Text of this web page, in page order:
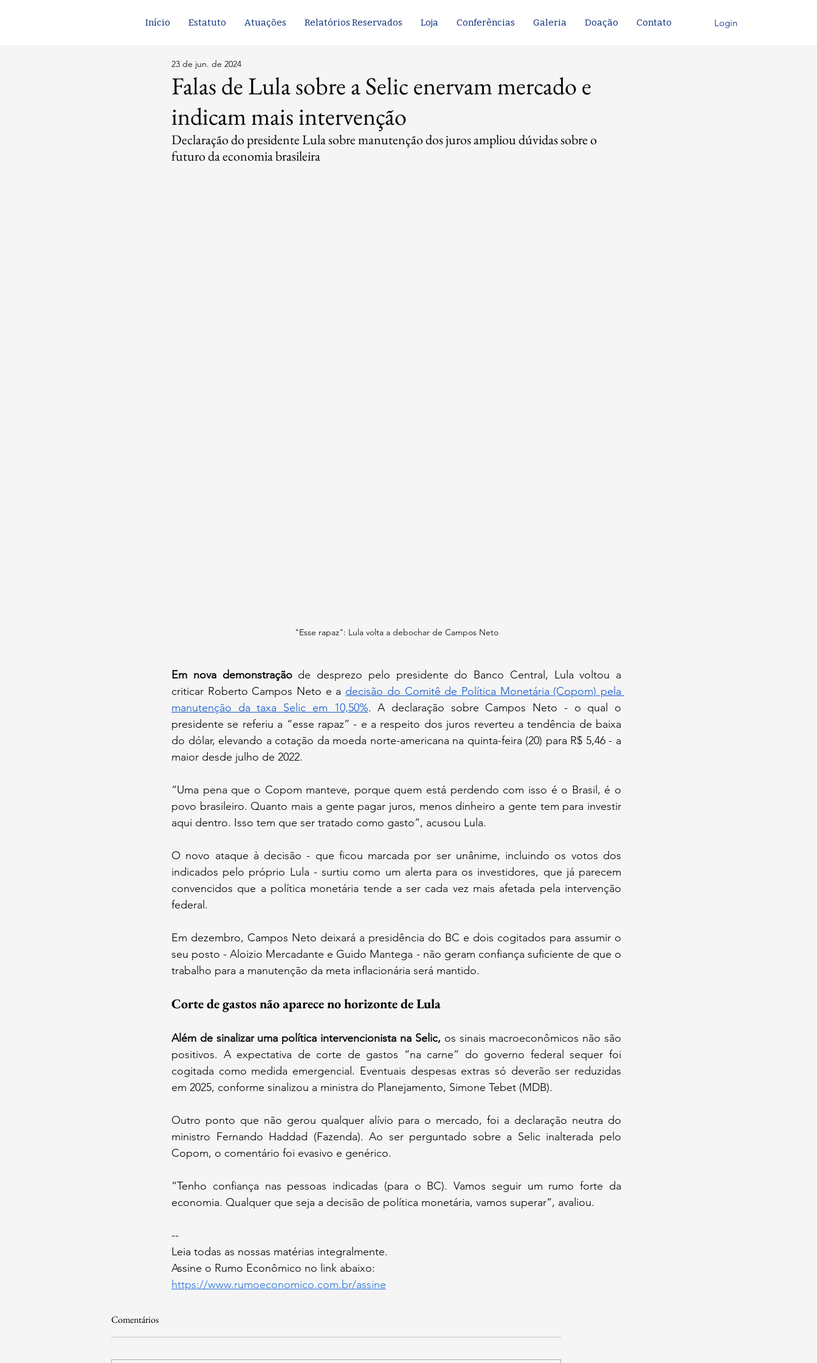
Início Estatuto Atuações Relatórios Reservados Loja Conferências Galeria Doação Contato Login
Falas de Lula sobre a Selic enervam mercado e
indicam mais intervenção
23 de jun. de 2024
Declaração do presidente Lula sobre manutenção dos juros ampliou dúvidas sobre o
futuro da economia brasileira
"Esse rapaz": Lula volta a debochar de Campos Neto
Em nova demonstração de desprezo pelo presidente do Banco Central, Lula voltou a
criticar Roberto Campos Neto e a decisão do Comitê de Política Monetária (Copom) pela
manutenção da taxa Selic em 10,50%. A declaração sobre Campos Neto - o qual o
presidente se referiu a “esse rapaz” - e a respeito dos juros reverteu a tendência de baixa
do dólar, elevando a cotação da moeda norte-americana na quinta-feira (20) para R$ 5,46 - a
maior desde julho de 2022.
“Uma pena que o Copom manteve, porque quem está perdendo com isso é o Brasil, é o
povo brasileiro. Quanto mais a gente pagar juros, menos dinheiro a gente tem para investir
aqui dentro. Isso tem que ser tratado como gasto”, acusou Lula.
O novo ataque à decisão - que ficou marcada por ser unânime, incluindo os votos dos
indicados pelo próprio Lula - surtiu como um alerta para os investidores, que já parecem
convencidos que a política monetária tende a ser cada vez mais afetada pela intervenção
federal.
Em dezembro, Campos Neto deixará a presidência do BC e dois cogitados para assumir o
seu posto - Aloizio Mercadante e Guido Mantega - não geram confiança suficiente de que o
trabalho para a manutenção da meta inflacionária será mantido.
Corte de gastos não aparece no horizonte de Lula
Além de sinalizar uma política intervencionista na Selic, os sinais macroeconômicos não são
positivos. A expectativa de corte de gastos “na carne” do governo federal sequer foi
cogitada como medida emergencial. Eventuais despesas extras só deverão ser reduzidas
em 2025, conforme sinalizou a ministra do Planejamento, Simone Tebet (MDB).
Outro ponto que não gerou qualquer alívio para o mercado, foi a declaração neutra do
ministro Fernando Haddad (Fazenda). Ao ser perguntado sobre a Selic inalterada pelo
Copom, o comentário foi evasivo e genérico.
“Tenho confiança nas pessoas indicadas (para o BC). Vamos seguir um rumo forte da
economia. Qualquer que seja a decisão de política monetária, vamos superar”, avaliou.
--
Leia todas as nossas matérias integralmente.
Assine o Rumo Econômico no link abaixo:
https://www.rumoeconomico.com.br/assine
Comentários